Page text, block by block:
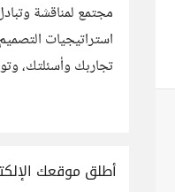
مجتمع لمناقشة
استراتيجيات
تجاربك وأسئلتك،
أطلق موقعك